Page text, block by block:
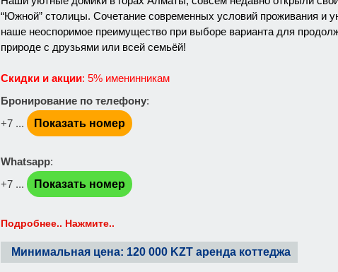
“Южной” столицы. Сочетание современных условий проживания и
наше неоспоримое преимущество при выборе варианта для
природе с друзьями или всей семьёй!
Скидки и акции: 5% именинникам
Бронирование по телефону:
+7 ...
Показать номер
Whatsapp:
+7 ...
Показать номер
Подробнее.. Нажмите..
Минимальная цена: 120 000 KZT аренда коттеджа